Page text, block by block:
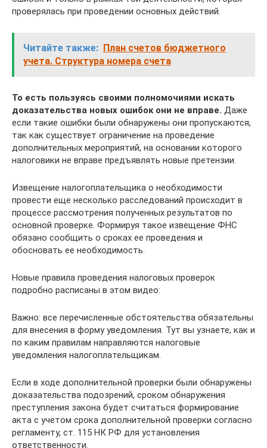
проверялась при проведении основных действий.
Читайте также: План счетов бюджетного
учета. Структура номера счета
То есть пользуясь своими полномочиями искать
доказательства новых ошибок они не вправе. Даже
если такие ошибки были обнаружены они пропускаются,
так как существует ограничение на проведение
дополнительных мероприятий, на основании которого
налоговики не вправе предъявлять новые претензии.
Извещение налогоплательщика о необходимости
провести еще несколько расследований происходит в
процессе рассмотрения полученных результатов по
основной проверке. Формируя такое извещение ФНС
обязано сообщить о сроках ее проведения и
обосновать ее необходимость.
Новые правила проведения налоговых проверок
подробно расписаны в этом видео:
Важно: все перечисленные обстоятельства обязательны
для внесения в форму уведомления. Тут вы узнаете, как и
по каким правилам направляются налоговые
уведомления налогоплательщикам.
Если в ходе дополнительной проверки были обнаружены
доказательства подозрений, сроком обнаружения
преступления закона будет считаться формирование
акта с учетом срока дополнительной проверки согласно
регламенту, ст. 115 НК РФ для установления
ответственности.